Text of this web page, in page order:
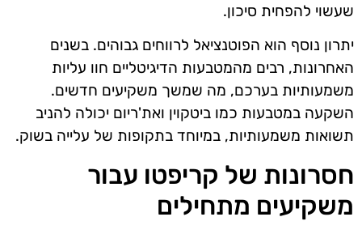
שעשוי להפחית סיכון.
יתרון נוסף הוא הפוטנציאל לרווחים גבוהים. בשנים
האחרונות, רבים מהמטבעות הדיגיטליים חוו עליות
משמעותיות בערכם, מה שמשך משקיעים חדשים.
השקעה במטבעות כמו ביטקוין ואת'ריום יכולה להניב
תשואות משמעותיות, במיוחד בתקופות של עלייה בשוק.
חסרונות של קריפטו עבור
משקיעים מתחילים